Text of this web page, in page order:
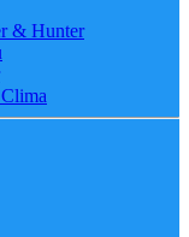
& Hunter